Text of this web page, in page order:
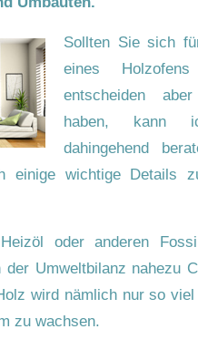
Sollten Sie sich
eines
entscheiden
haben, kann
dahingehend
einige wichtige Details
oder anderen
Umweltbilanz nahezu
wird nämlich nur so
zu wachsen.